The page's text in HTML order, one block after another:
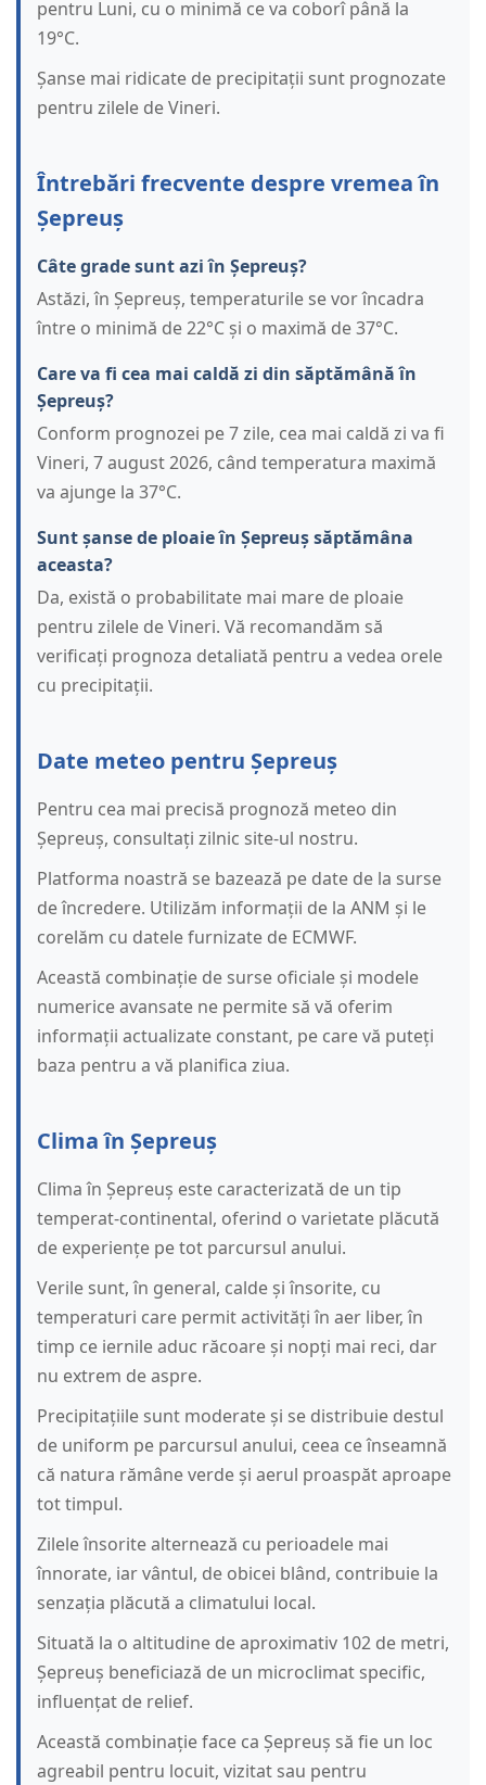
pentru Luni, cu o minimă ce va coborî până la
19°C.
Șanse mai ridicate de precipitații sunt prognozate
pentru zilele de Vineri.
Întrebări frecvente despre vremea în
Șepreuș
Câte grade sunt azi în Șepreuș?
Astăzi, în Șepreuș, temperaturile se vor încadra
între o minimă de 22°C și o maximă de 37°C.
Care va fi cea mai caldă zi din săptămână în
Șepreuș?
Conform prognozei pe 7 zile, cea mai caldă zi va fi
Vineri, 7 august 2026, când temperatura maximă
va ajunge la 37°C.
Sunt șanse de ploaie în Șepreuș săptămâna
aceasta?
Da, există o probabilitate mai mare de ploaie
pentru zilele de Vineri. Vă recomandăm să
verificați prognoza detaliată pentru a vedea orele
cu precipitații.
Date meteo pentru Șepreuș
Pentru cea mai precisă prognoză meteo din
Șepreuș, consultați zilnic site-ul nostru.
Platforma noastră se bazează pe date de la surse
de încredere. Utilizăm informații de la ANM și le
corelăm cu datele furnizate de ECMWF.
Această combinație de surse oficiale și modele
numerice avansate ne permite să vă oferim
informații actualizate constant, pe care vă puteți
baza pentru a vă planifica ziua.
Clima în Șepreuș
Clima în Șepreuș este caracterizată de un tip
temperat-continental, oferind o varietate plăcută
de experiențe pe tot parcursul anului.
Verile sunt, în general, calde și însorite, cu
temperaturi care permit activități în aer liber, în
timp ce iernile aduc răcoare și nopți mai reci, dar
nu extrem de aspre.
Precipitațiile sunt moderate și se distribuie destul
de uniform pe parcursul anului, ceea ce înseamnă
că natura rămâne verde și aerul proaspăt aproape
tot timpul.
Zilele însorite alternează cu perioadele mai
înnorate, iar vântul, de obicei blând, contribuie la
senzația plăcută a climatului local.
Situată la o altitudine de aproximativ 102 de metri,
Șepreuș beneficiază de un microclimat specific,
influențat de relief.
Această combinație face ca Șepreuș să fie un loc
agreabil pentru locuit, vizitat sau pentru